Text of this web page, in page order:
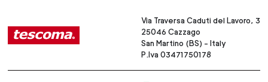
Via Traversa Caduti del Lavoro, 3
25046 Cazzago
San Martino (BS) - Italy
P.Iva 03471750178